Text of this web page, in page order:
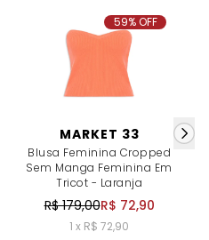
MARKET 33
Blusa Feminina Cropped
Sem Manga Feminina Em
Tricot - Laranja
R$ 179,00R$ 72,90
1 x R$ 72,90
59% OFF